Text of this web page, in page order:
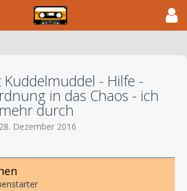
- Hilfe -
in das Chaos - ich
durch
28. Dezember 2016